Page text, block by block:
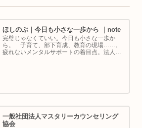
ほしのぶ｜今日も小さな一歩から ｜note
完璧じゃなくていい。今日も小さな一歩か
ら。 子育て、部下育成、教育の現場……。
疲れないメンタルサポートの着目点。法人代
一般社団法人マスタリーカウンセリング
協会